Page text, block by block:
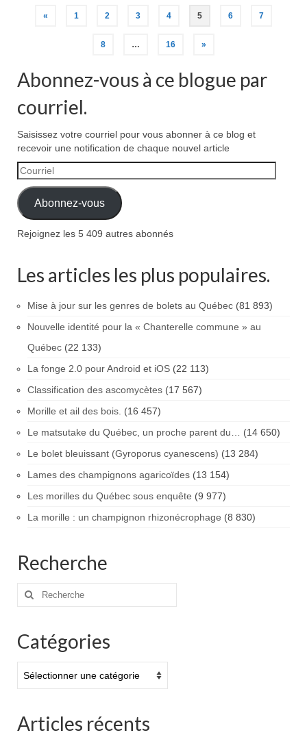
Pagination
publications
« 1 2 3 4 5 6 7
8 … 16 »
Abonnez-vous à ce blogue par
courriel.
Saisissez votre courriel pour vous abonner à ce blog et
recevoir une notification de chaque nouvel article
Courriel
Abonnez-vous
Rejoignez les 5 409 autres abonnés
Les articles les plus populaires.
Mise à jour sur les genres de bolets au Québec (81 893)
Nouvelle identité pour la « Chanterelle commune » au
Québec (22 133)
La fonge 2.0 pour Android et iOS (22 113)
Classification des ascomycètes (17 567)
Morille et ail des bois. (16 457)
Le matsutake du Québec, un proche parent du… (14 650)
Le bolet bleuissant (Gyroporus cyanescens) (13 284)
Lames des champignons agaricoïdes (13 154)
Les morilles du Québec sous enquête (9 977)
La morille : un champignon rhizonécrophage (8 830)
Recherche
Rechercher
Catégories
Articles récents